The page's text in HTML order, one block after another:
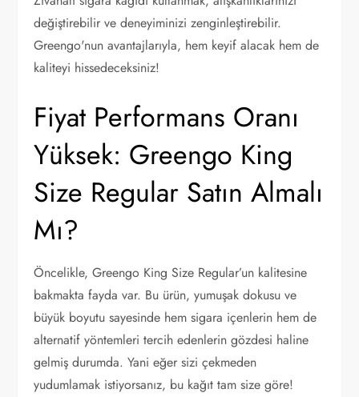
değiştirebilir ve deneyiminizi zenginleştirebilir.
Greengo'nun avantajlarıyla, hem keyif alacak hem de
kaliteyi hissedeceksiniz!
Fiyat Performans Oranı
Yüksek: Greengo King
Size Regular Satın Almalı
Mı?
Öncelikle, Greengo King Size Regular’un kalitesine
bakmakta fayda var. Bu ürün, yumuşak dokusu ve
büyük boyutu sayesinde hem sigara içenlerin hem de
alternatif yöntemleri tercih edenlerin gözdesi haline
gelmiş durumda. Yani eğer sizi çekmeden
yudumlamak istiyorsanız, bu kağıt tam size göre!